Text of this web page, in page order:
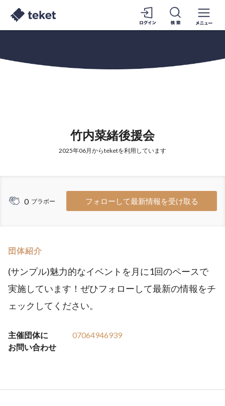
竹内菜緒後援会
2025年06月からteketを利用しています
0 ブラボー フォローして最新情報を受け取る
団体紹介
(サンプル)魅力的なイベントを月に1回のペースで
実施しています！ぜひフォローして最新の情報をチ
ェックしてください。
主催団体に
お問い合わせ
07064946939